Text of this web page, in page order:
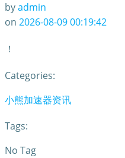
byadmin
on 2026-08-09 00:19:42
！
Categories:
小熊加速器资讯
Tags:
No Tag